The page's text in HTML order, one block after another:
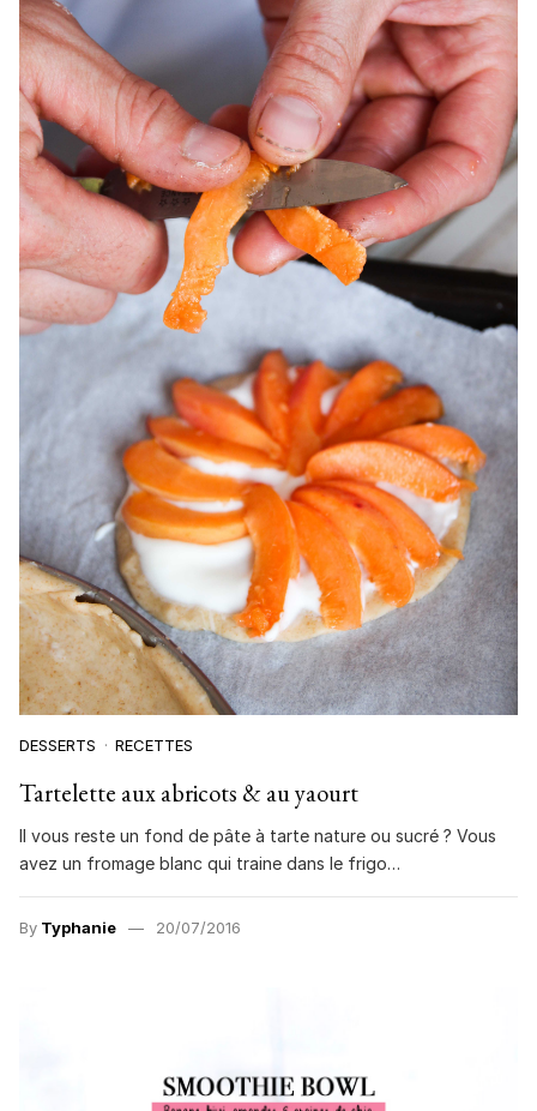
DESSERTS RECETTES
Tartelette aux abricots & au yaourt
Il vous reste un fond de pâte à tarte nature ou sucré ? Vous
avez un fromage blanc qui traine dans le frigo…
By Typhanie 20/07/2016